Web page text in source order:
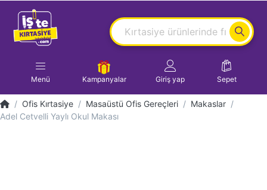
Menü Kampanyalar Giriş yap Sepet
Ofis Kırtasiye Masaüstü Ofis Gereçleri
Makaslar
Adel Cetvelli Yaylı Okul Makası